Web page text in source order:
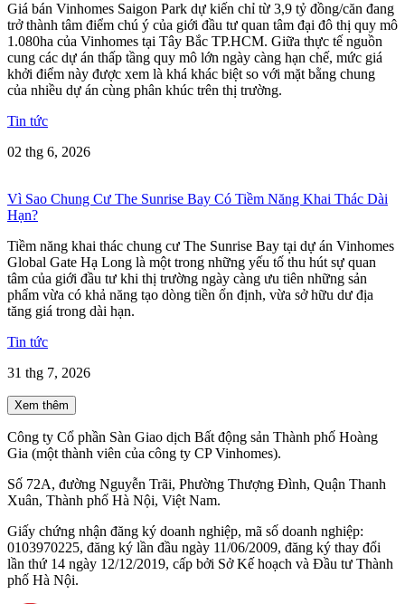
Giá bán Vinhomes Saigon Park dự kiến chỉ từ 3,9 tỷ đồng/căn đang
trở thành tâm điểm chú ý của giới đầu tư quan tâm đại đô thị quy mô
1.080ha của Vinhomes tại Tây Bắc TP.HCM. Giữa thực tế nguồn
cung các dự án thấp tầng quy mô lớn ngày càng hạn chế, mức giá
khởi điểm này được xem là khá khác biệt so với mặt bằng chung
của nhiều dự án cùng phân khúc trên thị trường.
Tin tức
02 thg 6, 2026
Vì Sao Chung Cư The Sunrise Bay Có Tiềm Năng Khai Thác Dài
Hạn?
Tiềm năng khai thác chung cư The Sunrise Bay tại dự án Vinhomes
Global Gate Hạ Long là một trong những yếu tố thu hút sự quan
tâm của giới đầu tư khi thị trường ngày càng ưu tiên những sản
phẩm vừa có khả năng tạo dòng tiền ổn định, vừa sở hữu dư địa
tăng giá trong dài hạn.
Tin tức
31 thg 7, 2026
Xem thêm
Công ty Cổ phần Sàn Giao dịch Bất động sản Thành phố Hoàng
Gia (một thành viên của công ty CP Vinhomes).
Số 72A, đường Nguyễn Trãi, Phường Thượng Đình, Quận Thanh
Xuân, Thành phố Hà Nội, Việt Nam.
Giấy chứng nhận đăng ký doanh nghiệp, mã số doanh nghiệp:
0103970225, đăng ký lần đầu ngày 11/06/2009, đăng ký thay đổi
lần thứ 14 ngày 12/12/2019, cấp bởi Sở Kế hoạch và Đầu tư Thành
phố Hà Nội.